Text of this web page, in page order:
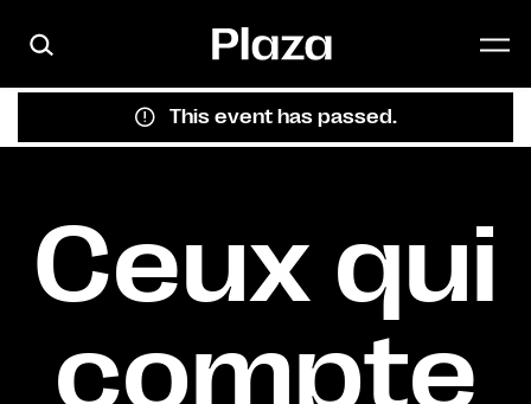
This event has passed.
Ceux qui
compte